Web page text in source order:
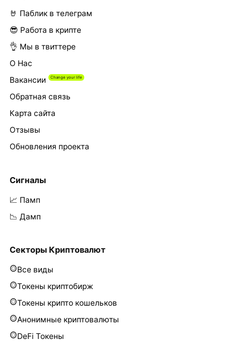
🤘 Паблик в телеграм
😎 Работа в крипте
👌 Мы в твиттере
О Нас
Вакансии
Обратная связь
Карта сайта
Отзывы
Обновления проекта
Сигналы
📈 Памп
📉 Дамп
Секторы Криптовалют
Все виды
Токены криптобирж
Токены крипто кошельков
Анонимные криптовалюты
DeFi Токены